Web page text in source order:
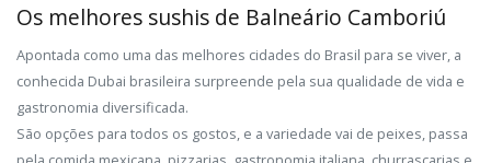
Os melhores sushis de Balneário Camboriú
Apontada como uma das melhores cidades do Brasil para se viver, a
conhecida Dubai brasileira surpreende pela sua qualidade de vida e
gastronomia diversificada.
São opções para todos os gostos, e a variedade vai de peixes, passa